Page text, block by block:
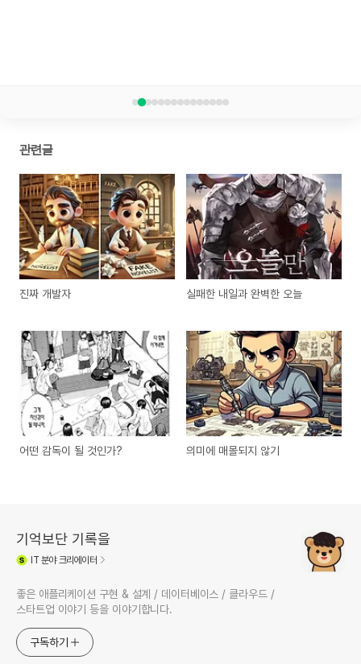
관련글
진짜 개발자 실패한 내일과 완벽한 오늘
어떤 감독이 될 것인가? 의미에 매몰되지 않기
기억보단 기록을
IT 분야 크리에이터
좋은 애플리케이션 구현 & 설계 / 데이터베이스 / 클라우드 /
스타트업 이야기 등을 이야기합니다.
구독하기